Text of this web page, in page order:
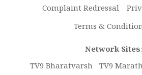
Complaint Redressal
Terms &
Network
TV9 Bharatvarsh TV9